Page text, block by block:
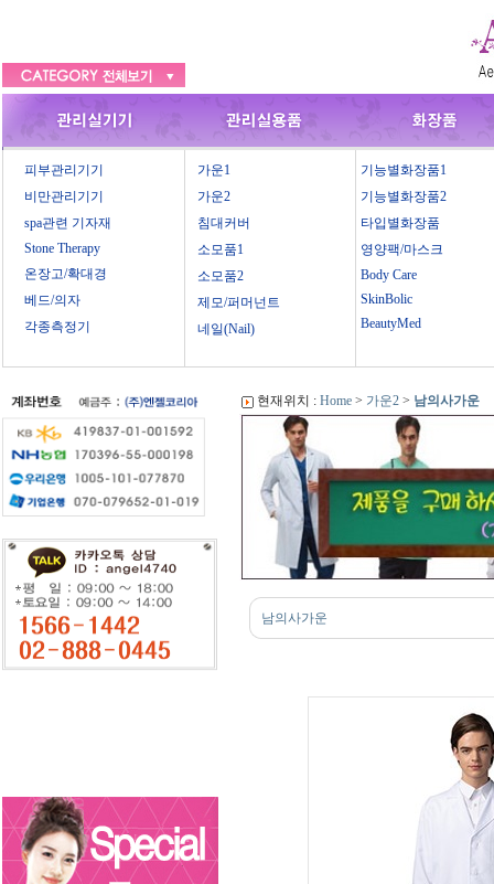
피부관리기기
비만관리기기
spa관련 기자재
Stone Therapy
온장고/확대경
베드/의자
각종측정기
가운1
가운2
침대커버
소모품1
소모품2
제모/퍼머넌트
네일(Nail)
기능별화장품1
기능별화장품2
타입별화장품
영양팩/마스크
Body Care
SkinBolic
BeautyMed
현재위치 : Home > 가운2 > 남의사가운
남의사가운